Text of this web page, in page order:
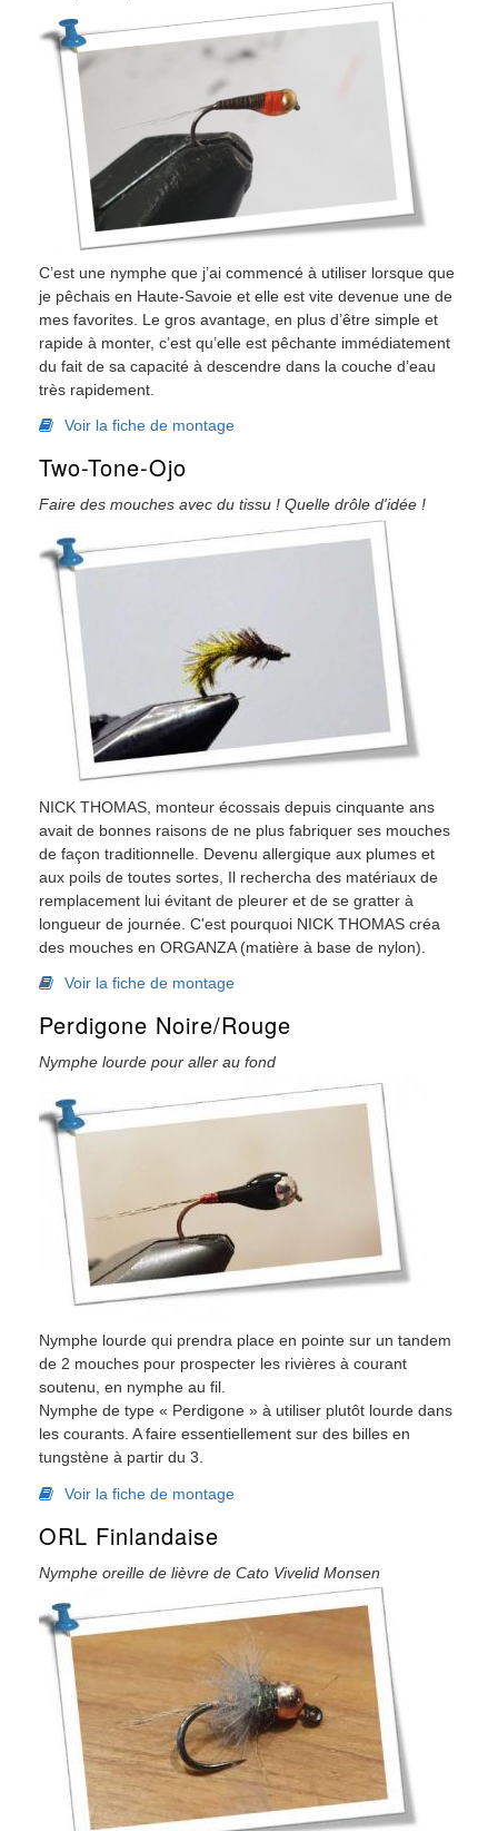
C’est une nymphe que j’ai commencé à utiliser lorsque que
je pêchais en Haute-Savoie et elle est vite devenue une de
mes favorites. Le gros avantage, en plus d’être simple et
rapide à monter, c’est qu’elle est pêchante immédiatement
du fait de sa capacité à descendre dans la couche d’eau
très rapidement.
Voir la fiche de montage
Two-Tone-Ojo
Faire des mouches avec du tissu ! Quelle drôle d'idée !
NICK THOMAS, monteur écossais depuis cinquante ans
avait de bonnes raisons de ne plus fabriquer ses mouches
de façon traditionnelle. Devenu allergique aux plumes et
aux poils de toutes sortes, Il rechercha des matériaux de
remplacement lui évitant de pleurer et de se gratter à
longueur de journée. C'est pourquoi NICK THOMAS créa
des mouches en ORGANZA (matière à base de nylon).
Voir la fiche de montage
Perdigone Noire/rouge
Nymphe lourde pour aller au fond
Nymphe lourde qui prendra place en pointe sur un tandem
de 2 mouches pour prospecter les rivières à courant
soutenu, en nymphe au fil.
Nymphe de type « Perdigone » à utiliser plutôt lourde dans
les courants. A faire essentiellement sur des billes en
tungstène à partir du 3.
Voir la fiche de montage
ORL Finlandaise
Nymphe oreille de lièvre de Cato Vivelid Monsen